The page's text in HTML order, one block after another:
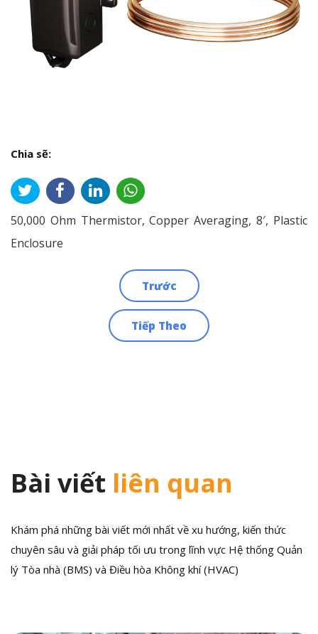
Chia sẽ:
50,000 Ohm Thermistor, Copper Averaging, 8′, Plastic
Enclosure
Trước
Tiếp Theo
Bài viết liên quan
Khám phá những bài viết mới nhất về xu hướng, kiến thức
chuyên sâu và giải pháp tối ưu trong lĩnh vực Hệ thống Quản
lý Tòa nhà (BMS) và Điều hòa Không khí (HVAC)